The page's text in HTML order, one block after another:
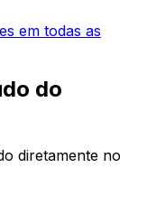
em todas as
do
diretamente no